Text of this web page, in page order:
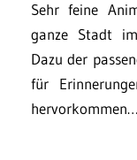
Sehr feine
ganze Stadt
Dazu der
für
hervorkommen…